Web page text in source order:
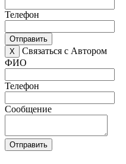
Телефон
Отправить
X
Связаться с Автором
ФИО
Телефон
Сообщение
Отправить